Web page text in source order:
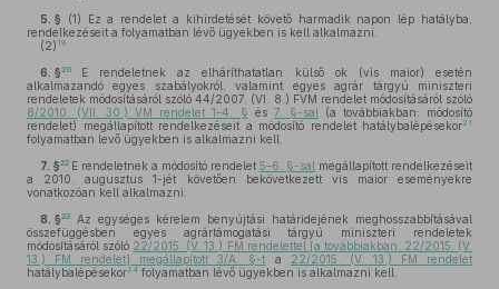
5. § (1) Ez a rendelet a kihirdetését követő harmadik napon lép hatályba,
rendelkezéseit a folyamatban lévő ügyekben is kell alkalmazni.
(2) 19
6. §20
E rendeletnek az elháríthatatlan külső ok (vis maior) esetén
alkalmazandó egyes szabályokról, valamint egyes agrár tárgyú miniszteri
rendeletek módosításáról szóló 44/2007. (VI. 8.) FVM rendelet módosításáról szóló
8/2010. (VII. 30.) VM rendelet 1–4. § és 7. §-sal (a továbbiakban: módosító
rendelet) megállapított rendelkezéseit a módosító rendelet hatálybalépésekor21
folyamatban levő ügyekben is alkalmazni kell.
7. §22 E rendeletnek a módosító rendelet 5–6. §-sal megállapított rendelkezéseit
a 2010. augusztus 1-jét követően bekövetkezett vis maior eseményekre
vonatkozóan kell alkalmazni.
8. §23
Az egységes kérelem benyújtási határidejének meghosszabbításával
összefüggésben egyes agrártámogatási tárgyú miniszteri rendeletek
módosításáról szóló 22/2015. (V. 13.) FM rendelettel [a továbbiakban: 22/2015. (V.
13.) FM rendelet] megállapított 3/A. §-t a
22/2015. (V. 13.) FM rendelet
hatálybalépésekor24 folyamatban lévő ügyekben is alkalmazni kell.